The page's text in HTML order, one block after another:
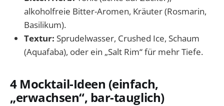
alkoholfreie Bitter-Aromen, Kräuter (Rosmarin,
Basilikum).
Textur: Sprudelwasser, Crushed Ice, Schaum
(Aquafaba), oder ein „Salt Rim“ für mehr Tiefe.
4 Mocktail-Ideen (einfach,
„erwachsen“, bar-tauglich)